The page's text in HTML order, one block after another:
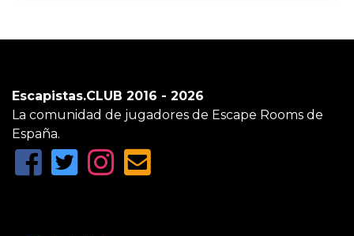
Escapistas.CLUB 2016 - 2026
La comunidad de jugadores de Escape Rooms de
España.